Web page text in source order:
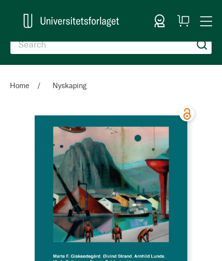
Sign In
My
Cart
Home Nyskaping